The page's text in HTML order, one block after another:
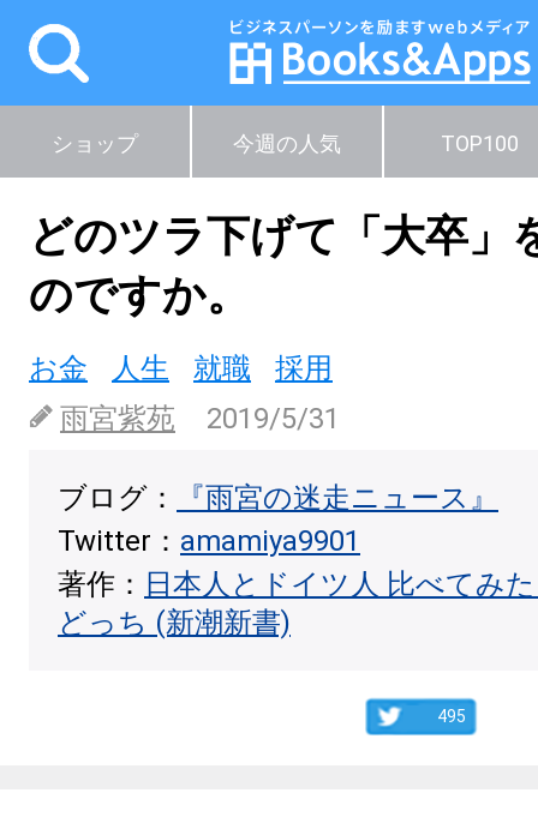
ショップ 今週の人気 TOP100
どのツラ下げて「大卒」
のですか。
お金 人生 就職
採用
雨宮紫苑
2019/5/31
ブログ：
『雨宮の迷走ニュース』
Twitter： amamiya9901
著作： 日本人とドイツ人 比べてみ
どっち (新潮新書)
495